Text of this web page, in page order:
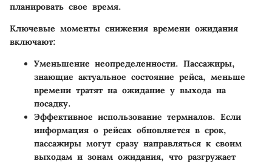
планировать свое время.
Ключевые моменты снижения времени ожидания
включают:
Уменьшение неопределенности. Пассажиры,
знающие актуальное состояние рейса, меньше
времени тратят на ожидание у выхода на
посадку.
Эффективное использование термналов. Если
информация о рейсах обновляется в срок,
пассажиры могут сразу направляться к своим
выходам и зонам ожидания, что разгружает